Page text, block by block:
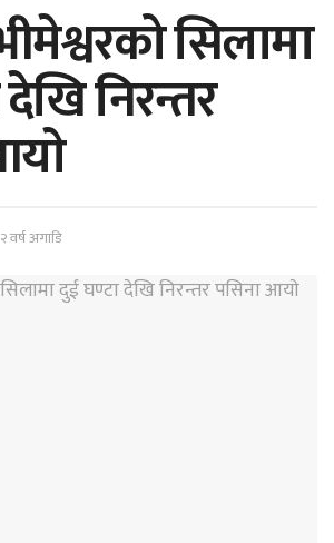
सिलामा
निरन्तर
२ वर्ष अगाडि